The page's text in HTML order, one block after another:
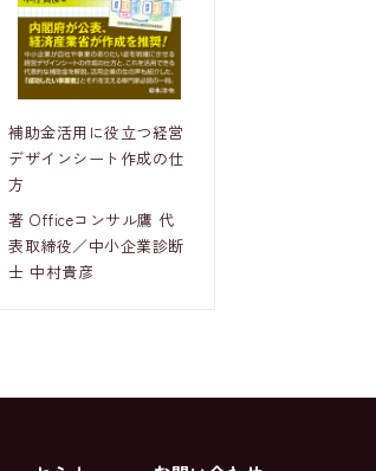
補助金活用に役立つ経営
デザインシート作成の仕
方
著 Officeコンサル鷹 代
表取締役／中小企業診断
士 中村貴彦